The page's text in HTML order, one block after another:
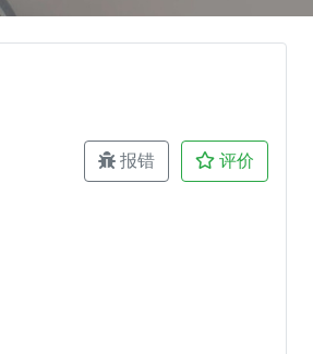
报错 评价